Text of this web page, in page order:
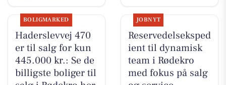
BOLIGMARKED
Haderslevvej 470
er til salg for kun
445.000 kr.: Se de
billigste boliger til
JOBNYT
Reservedelseksped
ient til dynamisk
team i Rødekro
med fokus på salg